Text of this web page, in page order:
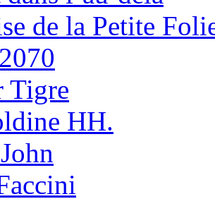
de la Petite
Tigre
HH.